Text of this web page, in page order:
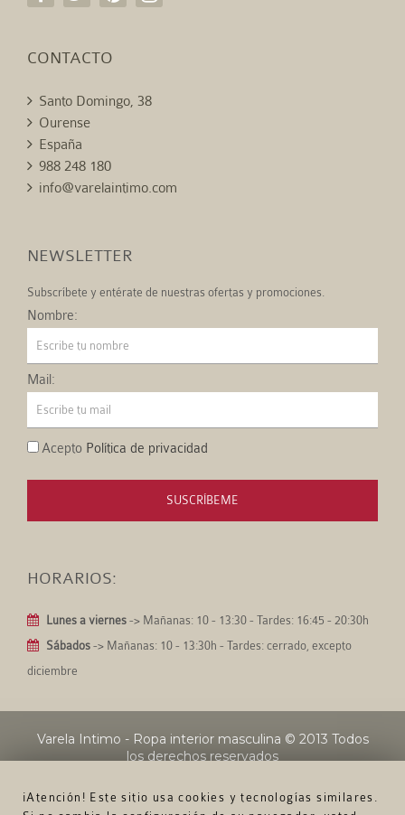
¡Atención! Este sitio usa cookies y tecnologías similares.
CONTACTO
Santo Domingo, 38
Ourense
España
988 248 180
info@varelaintimo.com
NEWSLETTER
Subscríbete y entérate de nuestras ofertas y promociones.
Nombre:
Mail:
Acepto Política de privacidad
SUSCRÍBEME
HORARIOS:
Lunes a viernes -> Mañanas: 10 - 13:30 - Tardes: 16:45 - 20:30h
Sábados -> Mañanas: 10 - 13:30h - Tardes: cerrado, excepto
diciembre
Varela Intimo - Ropa interior masculina © 2013 Todos
los derechos reservados